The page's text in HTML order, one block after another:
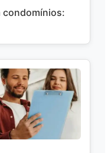
condomínios: